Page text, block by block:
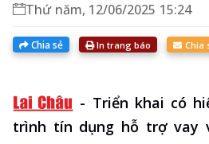
Thứ năm, 12/06/2025 15:24
Chia sẻ In trang báo Chia
- Triển khai có
trình tín dụng hỗ trợ vay